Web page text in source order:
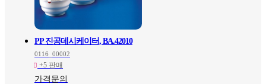
PP 진공데시케이터, BA.42010
0116_00002
+5 판매
가격문의